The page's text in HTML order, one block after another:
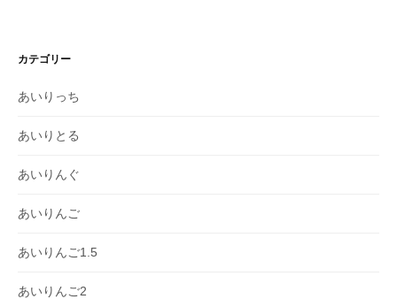
カテゴリー
あいりっち
あいりとる
あいりんぐ
あいりんご
あいりんご1.5
あいりんご2